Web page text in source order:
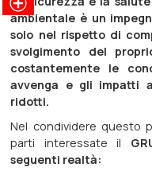
ambientale è un
solo nel rispetto di
svolgimento del
costantemente le
avvenga e gli impatti
ridotti.
Nel condividere questo
parti interessate il
seguenti realtà: